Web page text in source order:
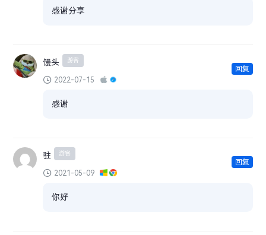
感谢分享
馒头 游客
2022-07-15
感谢
回复
驻 游客
2021-05-09
你好
回复